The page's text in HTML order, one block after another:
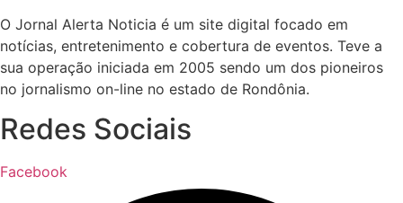
O Jornal Alerta Noticia é um site digital focado em
notícias, entretenimento e cobertura de eventos. Teve a
sua operação iniciada em 2005 sendo um dos pioneiros
no jornalismo on-line no estado de Rondônia.
Redes Sociais
Facebook